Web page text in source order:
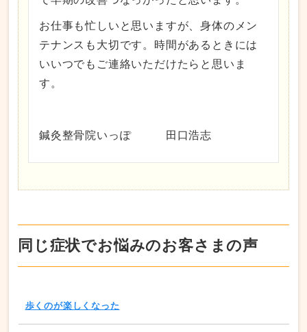
お仕事も忙しいと思いますが、身体のメン
テナンスも大切です。時間があるときには
いいつでもご連絡いただけたらと思いま
す。
鍼灸整骨院いっぽ 田口浩志
同じ症状でお悩みのお客さまの声
歩くのが楽しくなった